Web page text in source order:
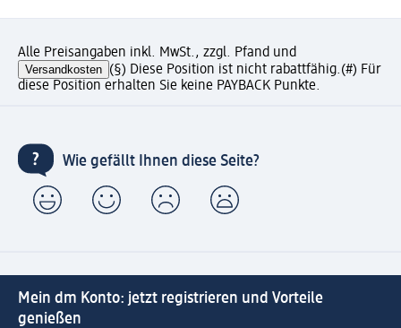
Alle Preisangaben inkl. MwSt., zzgl. Pfand und
Versandkosten (§) Diese Position ist nicht rabattfähig.(#) Für
diese Position erhalten Sie keine PAYBACK Punkte.
Wie gefällt Ihnen diese Seite?
Mein dm Konto: jetzt registrieren und Vorteile
genießen